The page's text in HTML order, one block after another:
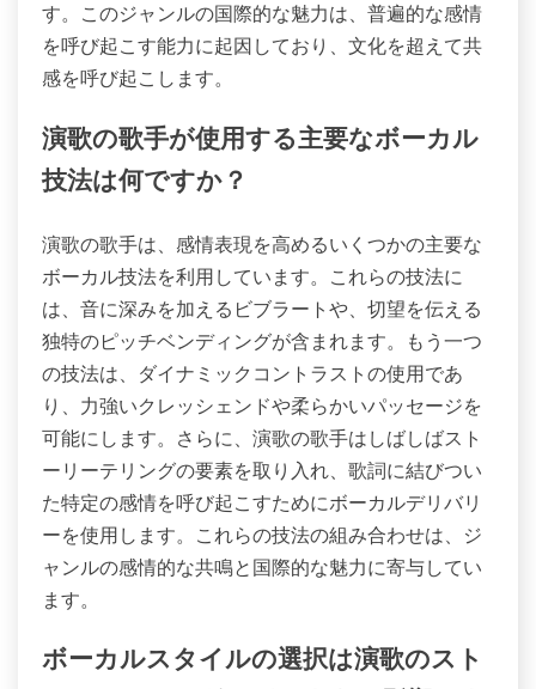
す。このジャンルの国際的な魅力は、普遍的な感情
を呼び起こす能力に起因しており、文化を超えて共
感を呼び起こします。
演歌の歌手が使用する主要なボーカル
技法は何ですか？
演歌の歌手は、感情表現を高めるいくつかの主要な
ボーカル技法を利用しています。これらの技法に
は、音に深みを加えるビブラートや、切望を伝える
独特のピッチベンディングが含まれます。もう一つ
の技法は、ダイナミックコントラストの使用であ
り、力強いクレッシェンドや柔らかいパッセージを
可能にします。さらに、演歌の歌手はしばしばスト
ーリーテリングの要素を取り入れ、歌詞に結びつい
た特定の感情を呼び起こすためにボーカルデリバリ
ーを使用します。これらの技法の組み合わせは、ジ
ャンルの感情的な共鳴と国際的な魅力に寄与してい
ます。
ボーカルスタイルの選択は演歌のスト